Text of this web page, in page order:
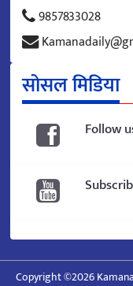
9857833028
सोसल मिडिया
Follow
Copyright ©2026